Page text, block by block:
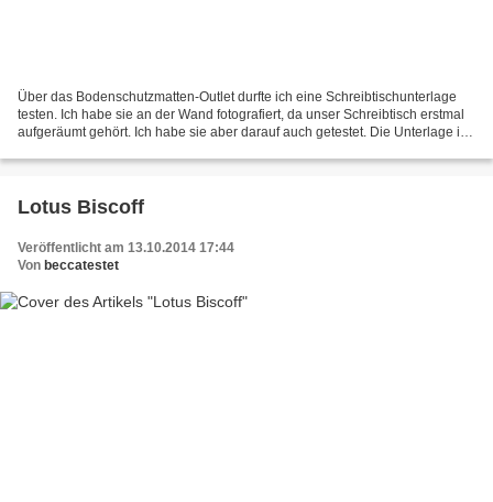
Über das Bodenschutzmatten-Outlet durfte ich eine Schreibtischunterlage
testen. Ich habe sie an der Wand fotografiert, da unser Schreibtisch erstmal
aufgeräumt gehört. Ich habe sie aber darauf auch getestet. Die Unterlage ist
Lotus Biscoff
Veröffentlicht am 13.10.2014 17:44
Von beccatestet